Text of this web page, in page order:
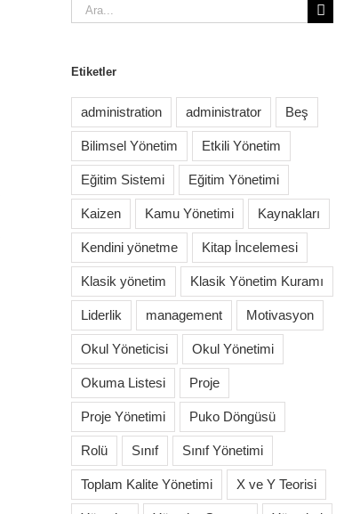
Ara:
Etiketler
administration administrator Beş
Bilimsel Yönetim Etkili Yönetim
Eğitim Sistemi Eğitim Yönetimi
Kaizen Kamu Yönetimi Kaynakları
Kendini yönetme Kitap İncelemesi
Klasik yönetim Klasik Yönetim Kuramı
Liderlik management Motivasyon
Okul Yöneticisi Okul Yönetimi
Okuma Listesi Proje
Proje Yönetimi Puko Döngüsü
Rolü Sınıf Sınıf Yönetimi
Toplam Kalite Yönetimi X ve Y Teorisi